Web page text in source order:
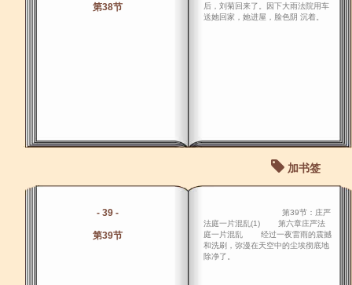
第38节
后，刘菊回来了。因下大雨法院用车
送她回家，她进屋，脸色阴 沉着。
加书签
- 39 -
第39节
第39节：庄严
法庭一片混乱(1) 第六章庄严法
庭一片混乱 经过一夜雷雨的震撼
和洗刷，弥漫在天空中的尘埃彻底地
除净了。